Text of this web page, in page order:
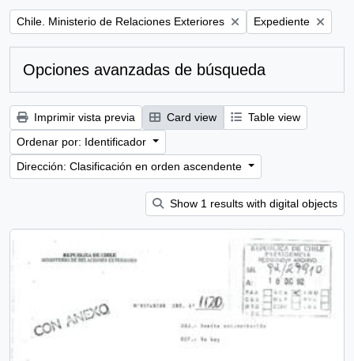
Remove filter:
Chile. Ministerio de Relaciones Exteriores Remove filter:
Expediente
Opciones avanzadas de búsqueda
Imprimir vista previa Card view
Table view
Ordenar por: Identificador
Dirección: Clasificación en orden ascendente
Show 1 results with digital objects